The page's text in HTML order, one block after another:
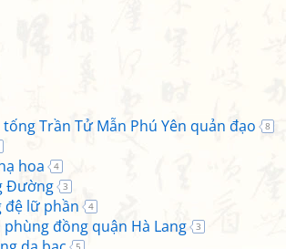
tống Trần Tử Mẫn Phú Yên quản đạo 8
hoa 4
Đường 3
đệ lữ phần 4
phùng đồng quận Hà Lang 3